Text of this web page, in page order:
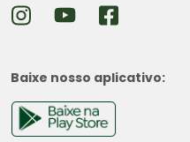
Baixe nosso aplicativo: